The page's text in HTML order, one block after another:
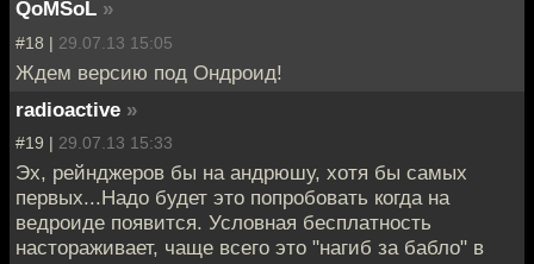
QoMSoL »
#18 | 29.07.13 15:05
Ждем версию под Ондроид!
radioactive »
#19 | 29.07.13 15:33
Эх, рейнджеров бы на андрюшу, хотя бы самых
первых...Надо будет это попробовать когда на
ведроиде появится. Условная бесплатность
настораживает, чаще всего это "нагиб за бабло" в